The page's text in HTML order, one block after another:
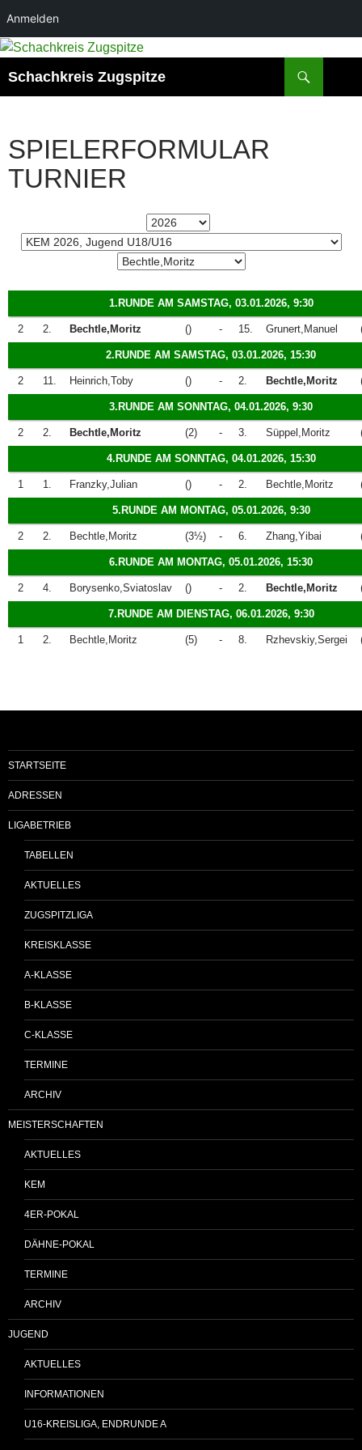
Anmelden
Zum
springen
Schachkreis Zugspitze
SPIELERFORMULAR
TURNIER
1.RUNDE AM SAMSTAG, 03.01.2026, 9:30
2 2. Bechtle,Moritz () - 15. Grunert,Manuel
2.RUNDE AM SAMSTAG, 03.01.2026, 15:30
2 11. Heinrich,Toby () - 2. Bechtle,Moritz
3.RUNDE AM SONNTAG, 04.01.2026, 9:30
2 2. Bechtle,Moritz (2) - 3. Süppel,Moritz
4.RUNDE AM SONNTAG, 04.01.2026, 15:30
1 1. Franzky,Julian () - 2. Bechtle,Moritz
5.RUNDE AM MONTAG, 05.01.2026, 9:30
2 2. Bechtle,Moritz (3½) - 6. Zhang,Yibai
6.RUNDE AM MONTAG, 05.01.2026, 15:30
2 4. Borysenko,Sviatoslav () - 2. Bechtle,Moritz
7.RUNDE AM DIENSTAG, 06.01.2026, 9:30
1 2. Bechtle,Moritz (5) - 8. Rzhevskiy,Sergei
STARTSEITE
ADRESSEN
LIGABETRIEB
TABELLEN
AKTUELLES
ZUGSPITZLIGA
KREISKLASSE
A-KLASSE
B-KLASSE
C-KLASSE
TERMINE
ARCHIV
MEISTERSCHAFTEN
AKTUELLES
KEM
4ER-POKAL
DÄHNE-POKAL
TERMINE
ARCHIV
JUGEND
AKTUELLES
INFORMATIONEN
U16-KREISLIGA, ENDRUNDE A